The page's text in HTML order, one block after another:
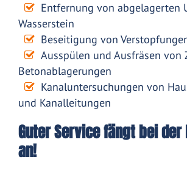
Entfernung von abgelagerten
Wasserstein
Beseitigung von
Ausspülen und Ausfräsen von
Betonablagerungen
Kanaluntersuchungen von
und Kanalleitungen
Guter Service fängt bei der
an!